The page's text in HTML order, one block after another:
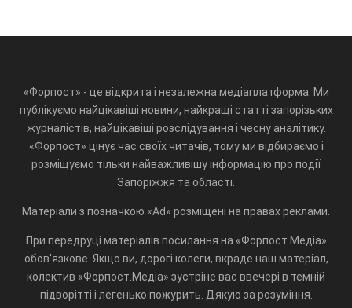
«Форпост» - це відкрита і незалежна медіаплатформа. Ми
публікуємо найцікавіші новини, найкращі статті запорізьких
журналістів, найцікавіші розслідування і чесну аналітику.
«Форпост» цінує час своїх читачів, тому ми відбираємо і
розміщуємо тільки найважливішу інформацію про події
Запоріжжя та області.
Матеріали з позначкою «Ad» розміщені на правах реклами.
При передруці матеріалів посилання на «Форпост.Медіа»
обов'язкове. Якщо ви, дорогі колеги, вкраде наш матеріал,
колектив «Форпост.Медіа» зустріне вас ввечері в темній
підворітті і легенько пожурить. Дякую за розуміння.